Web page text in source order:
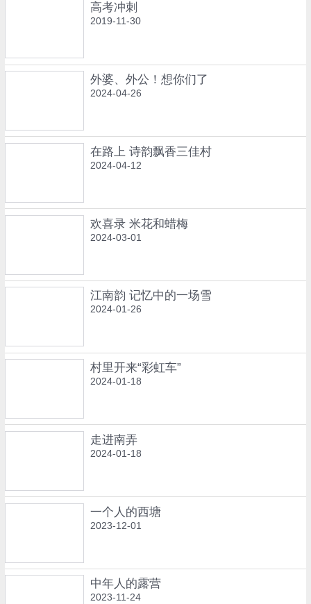
高考冲刺
2019-11-30
外婆、外公！想你们了
2024-04-26
在路上 诗韵飘香三佳村
2024-04-12
欢喜录 米花和蜡梅
2024-03-01
江南韵 记忆中的一场雪
2024-01-26
村里开来“彩虹车”
2024-01-18
走进南弄
2024-01-18
一个人的西塘
2023-12-01
中年人的露营
2023-11-24